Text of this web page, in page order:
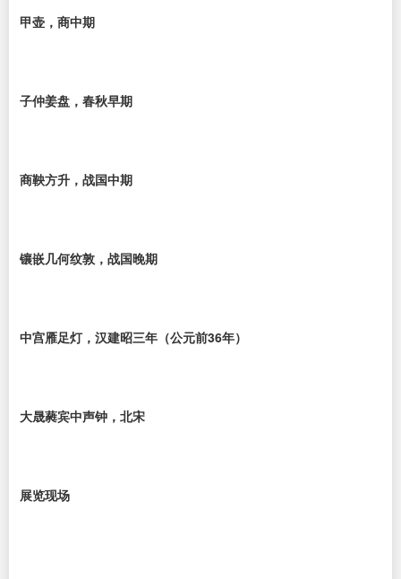
甲壶，商中期
子仲姜盘，春秋早期
商鞅方升，战国中期
镶嵌几何纹敦，战国晚期
中宫雁足灯，汉建昭三年（公元前36年）
大晟蕤宾中声钟，北宋
展览现场